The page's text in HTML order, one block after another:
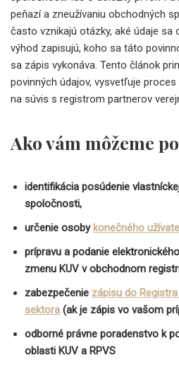
peňazí a zneužívaniu obchodných
často vznikajú otázky, aké údaje sa
výhod zapisujú, koho sa táto
sa zápis vykonáva. Tento článok
povinných údajov, vysvetľuje
na súvis s registrom partnerov
Ako vám môžeme
identifikácia posúdenie
spoločnosti,
určenie osoby konečného
prípravu a podanie
zmenu KUV v obchodnom
zabezpečenie zápisu do
sektora (ak je zápis vo vašom
odborné právne poradenstvo k
oblasti KUV a RPVS